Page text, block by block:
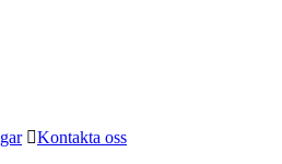
Kontakta oss